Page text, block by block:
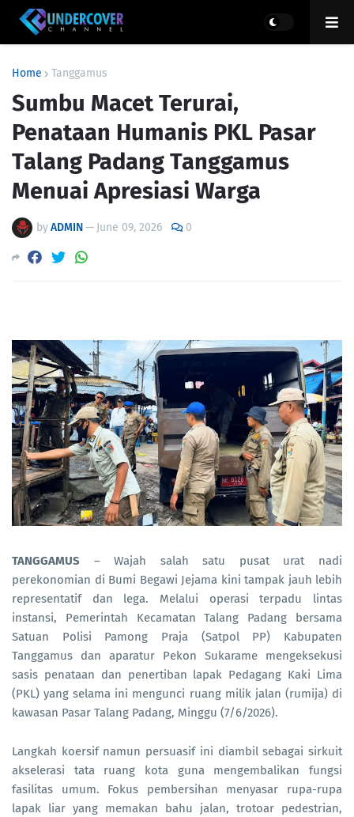
Home Tanggamus
Sumbu Macet Terurai,
Penataan Humanis PKL Pasar
Talang Padang Tanggamus
Menuai Apresiasi Warga
byADMIN— June 09, 2026 0
TANGGAMUS – Wajah salah satu pusat urat nadi
perekonomian di Bumi Begawi Jejama kini tampak jauh lebih
representatif dan lega. Melalui operasi terpadu lintas
instansi, Pemerintah Kecamatan Talang Padang bersama
Satuan Polisi Pamong Praja (Satpol PP) Kabupaten
Tanggamus dan aparatur Pekon Sukarame mengeksekusi
sasis penataan dan penertiban lapak Pedagang Kaki Lima
(PKL) yang selama ini mengunci ruang milik jalan (rumija) di
kawasan Pasar Talang Padang, Minggu (7/6/2026).
Langkah koersif namun persuasif ini diambil sebagai sirkuit
akselerasi tata ruang kota guna mengembalikan fungsi
fasilitas umum. Fokus pembersihan menyasar rupa-rupa
lapak liar yang memakan bahu jalan, trotoar pedestrian,